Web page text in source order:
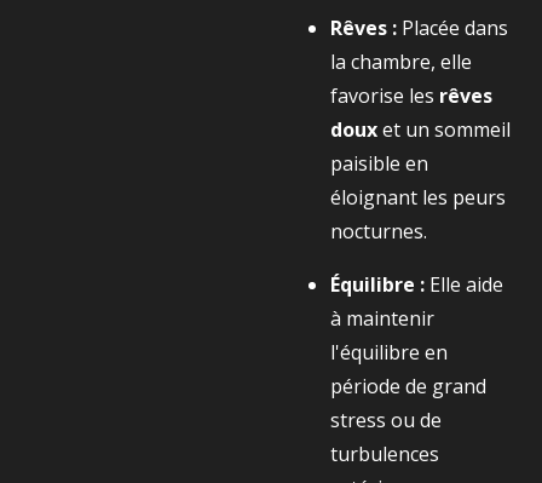
Rêves : Placée dans
la chambre, elle
favorise les rêves
douxet un sommeil
paisible en
éloignant les peurs
nocturnes.
Équilibre : Elle aide
à maintenir
l'équilibre en
période de grand
stress ou de
turbulences